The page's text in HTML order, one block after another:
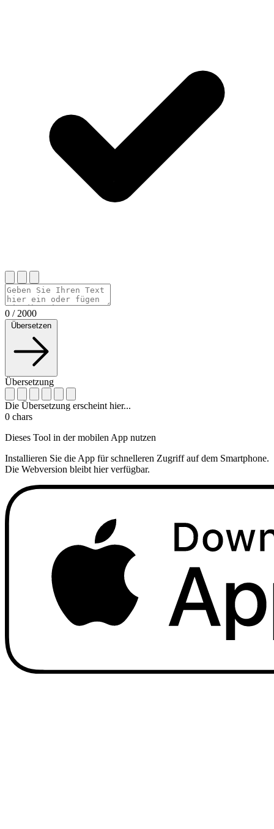
0 / 2000
Übersetzen
Übersetzung
Die Übersetzung erscheint hier...
0 chars
Dieses Tool in der mobilen App nutzen
Installieren Sie die App für schnelleren Zugriff auf dem Smartphone.
Die Webversion bleibt hier verfügbar.